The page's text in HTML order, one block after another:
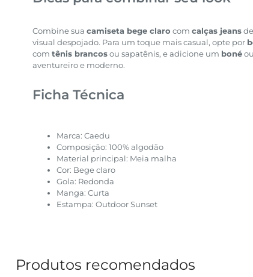
Combine sua camiseta bege claro com calças jeans
visual despojado. Para um toque mais casual, opte por
com tênis brancosou sapatênis, e adicione um boné
aventureiro e moderno.
Ficha Técnica
Marca: Caedu
Composição: 100% algodão
Material principal: Meia malha
Cor: Bege claro
Gola: Redonda
Manga: Curta
Estampa: Outdoor Sunset
Produtos recomendados